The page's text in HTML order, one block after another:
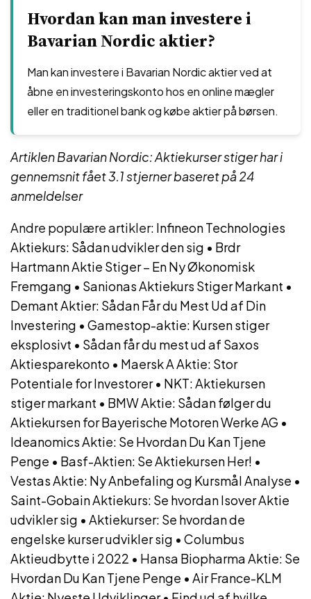
Hvordan kan man investere i
Bavarian Nordic aktier?
Man kan investere i Bavarian Nordic aktier ved at
åbne en investeringskonto hos en online mægler
eller en traditionel bank og købe aktier på børsen.
Artiklen Bavarian Nordic: Aktiekurser stiger har i
gennemsnit fået3.1stjerner baseret på24
anmeldelser
Andre populære artikler: Infineon Technologies
Aktiekurs: Sådan udvikler den sig • Brdr
Hartmann Aktie Stiger – En Ny Økonomisk
Fremgang • Sanionas Aktiekurs Stiger Markant •
Demant Aktier: Sådan Får du Mest Ud af Din
Investering • Gamestop-aktie: Kursen stiger
eksplosivt • Sådan får du mest ud af Saxos
Aktiesparekonto • Maersk A Aktie: Stor
Potentiale for Investorer• NKT: Aktiekursen
stiger markant • BMW Aktie: Sådan følger du
Aktiekursen for Bayerische Motoren Werke AG •
Ideanomics Aktie: Se Hvordan Du Kan Tjene
Penge • Basf-Aktien: Se Aktiekursen Her! •
Vestas Aktie: Ny Anbefaling og Kursmål Analyse •
Saint-Gobain Aktiekurs: Se hvordan Isover Aktie
udvikler sig • Aktiekurser: Se hvordan de
engelske kurser udvikler sig • Columbus
Aktieudbytte i 2022 • Hansa Biopharma Aktie: Se
Hvordan Du Kan Tjene Penge • Air France-KLM